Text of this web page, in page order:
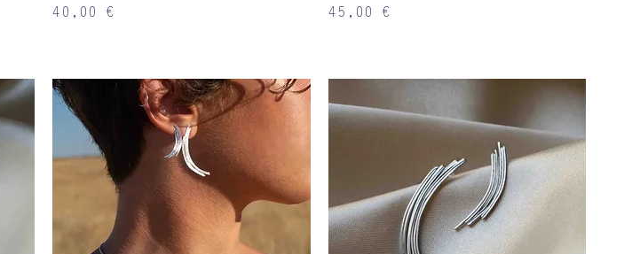
Precio
40,00 €
Precio
45,00 €